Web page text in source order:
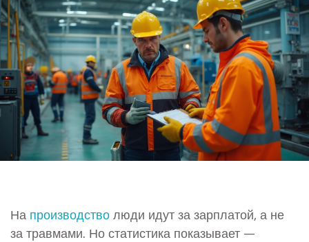
На производство люди идут за зарплатой, а не
за травмами. Но статистика показывает —